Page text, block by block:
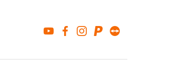
youtubefacebook
instagram
paypal